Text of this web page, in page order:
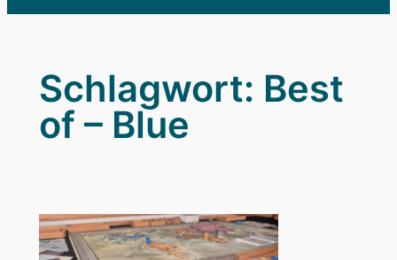
Schlagwort: Best
of – Blue